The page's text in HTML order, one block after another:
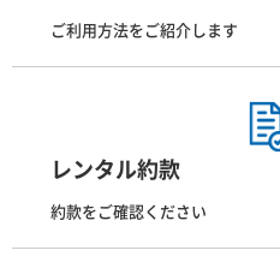
ご利用方法をご紹介します
レンタル約款
約款をご確認ください